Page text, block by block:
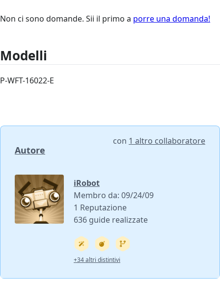
Non ci sono domande. Sii il primo a porre una domanda!
Modelli
P-WFT-16022-E
Autore
con 1 altro collaboratore
iRobot
Membro da: 09/24/09
1 Reputazione
636 guide realizzate
+34 altri distintivi